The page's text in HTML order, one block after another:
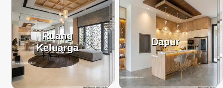
Ruang
Keluarga
Dapur